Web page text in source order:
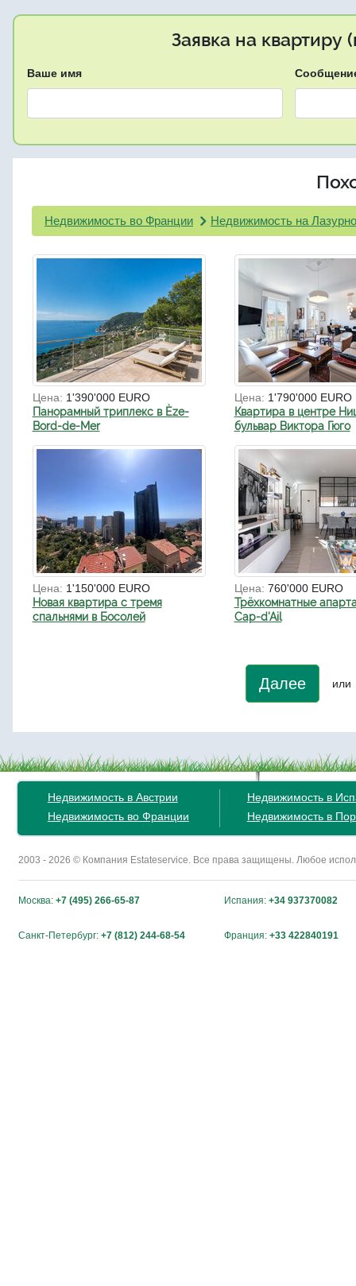
Заявка на квартиру
Ваше имя
Недвижимость во Франции Недвижимость на
Цена: 1'390'000 EURO
Панорамный триплекс в Èze-
Bord-de-Mer
Цена: 1'790'000 EURO
Квартира в центре
бульвар Виктора Гюго
Цена: 1'150'000 EURO
Новая квартира с тремя
спальнями в Босолей
Цена: 760'000 EURO
Трёхкомнатные
Cap-d'Ail
Далее или
Недвижимость в Австрии
Недвижимость во Франции
Недвижимость в
Недвижимость в
2003 - 2026 © Компания Estateservice. Все права защищены. Любое
Москва: +7 (495) 266-65-87 Испания: +34 937370082
Санкт-Петербург: +7 (812) 244-68-54 Франция: +33 422840191